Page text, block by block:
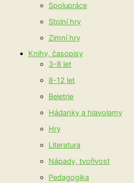
Spolupráce
Stolní hry
Zimní hry
Knihy, časopisy
3-8 let
8-12 let
Beletrie
Hádanky a hlavolamy
Hry
Literatura
Nápady, tvořivost
Pedagogika